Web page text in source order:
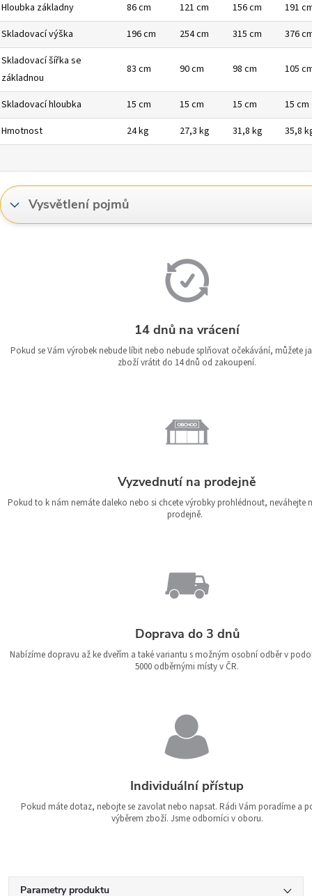
Hloubka základny
86 cm 121 cm 156 cm
191
Skladovací výška
196 cm 254 cm 315 cm
376
Skladovací šířka se
základnou
83 cm 90 cm 98 cm 105
Skladovací hloubka 15 cm 15 cm 15 cm
15 cm
Hmotnost
24 kg 27,3 kg 31,8 kg 35,8
Vysvětlení pojmů
14 dnů na vrácení
Pokud se Vám výrobek nebude líbit nebo nebude splňovat očekávání, můžete
zboží vrátit do 14 dnů od zakoupení.
Vyzvednutí na prodejně
Pokud to k nám nemáte daleko nebo si chcete výrobky prohlédnout, neváhejte
prodejně.
Doprava do 3 dnů
Nabízíme dopravu až ke dveřím a také variantu s možným osobní odběr v
5000 odběrnými místy v ČR.
Individuální přístup
Pokud máte dotaz, nebojte se zavolat nebo napsat. Rádi Vám poradíme a
výběrem zboží. Jsme odborníci v oboru.
Parametry produktu